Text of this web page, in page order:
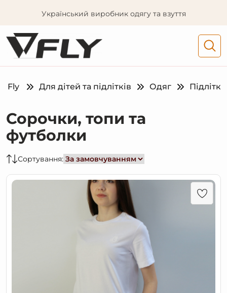
Український виробник одягу та взуття
Fly Для дітей та підлітків Одяг
Сорочки, топи та
футболки
Сортування: